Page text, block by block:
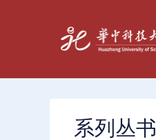
系列丛书